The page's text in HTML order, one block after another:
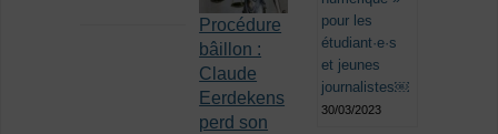
Procédure
bâillon :
Claude
Eerdekens
perd son
pour les
étudiant·e·s
et jeunes
journalistes￼
30/03/2023